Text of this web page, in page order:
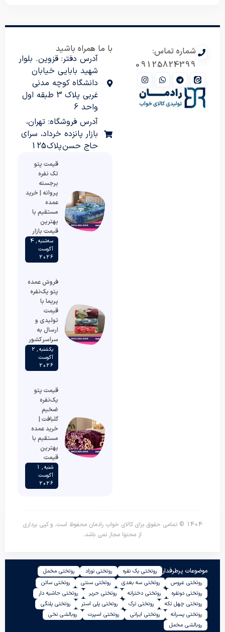
شماره تماس:
09125824399
با ما همراه باشید
آدرس دفتر: قزوین. بلوار
شهید بابایی خیابان
دانشگاه کوچه مدنی
غربی پلاک 3 طبقه اول
واحد 6
آدرس فروشگاه: تهران،
بازار پانزده خرداد، سرای
حاج حسن پلاک 125
قیمت پتو
تک نفره
برجسته
پروانه | خرید
عمده
مستقیم با
بهترین
قیمت بازار
سه‌شنبه , 4
آگوست
2026
فروش عمده
پتو یک‌نفره
پریما با
قیمت
تولیدی و
ارسال به
سراسر کشور
یکشنبه , 2
آگوست
2026
قیمت پتو
یک‌نفره
ضخیم
گلبافت |
خرید عمده
مستقیم با
بهترین
قیمت
شنبه , 1
آگوست
2026
1404 © تمامی حقوق برای کالای خواب رادمان محفوظ است. و کپی برداری
از محتوا مجاز نمی باشد.
موضوعات پرطرفدار روتختی یک نفره روتختی نوزاد
روتختی مخمل
روتختی عروس
روتختی سه بعدی روتختی سنتی
روتختی ساتن
روتختی دونفره
روتختی دخترانه روتختی حریر
روتختی حاشیه دار
روتختی چهل تکه
روتختی ترک روتختی پلی استر
روتختی پلنگی
روتختی پسرانه
روتختی ایرانی روتختی اسپرت
روبالشی نخی
روبالشی مخمل